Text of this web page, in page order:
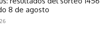
8 de agosto